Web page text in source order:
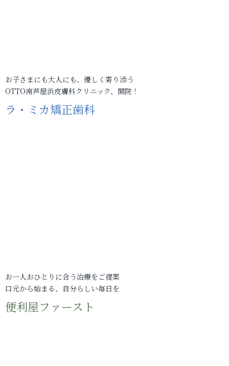
お子さまにも大人にも、優しく寄り添う
OTTO南芦屋浜皮膚科クリニック、開院！
ラ・ミカ矯正歯科
お一人おひとりに合う治療をご提案
口元から始まる、自分らしい毎日を
便利屋ファースト